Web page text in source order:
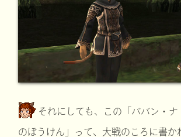
それにしても、この「ババン・ナ
のぼうけん」って、大戦のころに書か